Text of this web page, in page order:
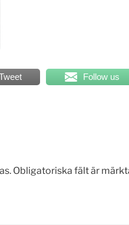
Follow us
Obligatoriska fält är